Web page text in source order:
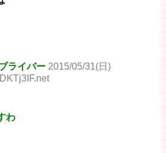
ライバー 2015/05/31(日)
わ